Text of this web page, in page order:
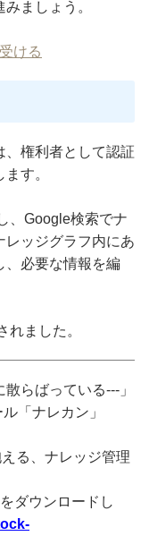
ましょう。
ける
、権利者として認証
す。
、Google検索でナ
レッジグラフ内にあ
、必要な情報を編
れました。
らばっている---」
「ナレカン」
る、ナレッジ管理
ダウンロードし